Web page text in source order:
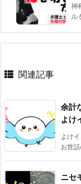
神
ル
関連記事
余計
よけ
よけ
お世
ニセ